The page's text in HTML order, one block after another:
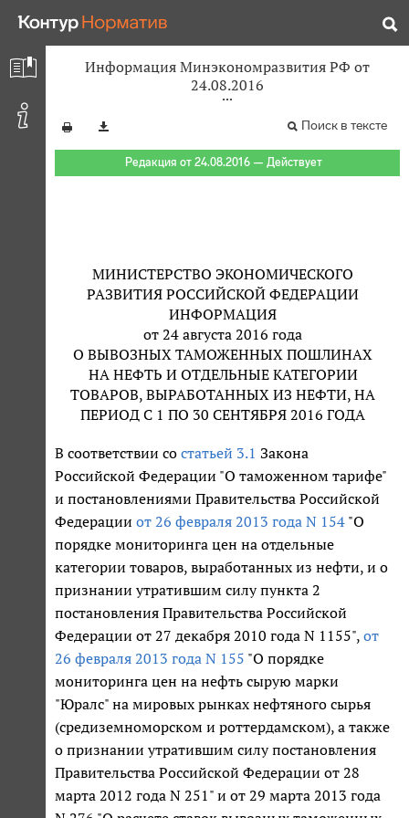
Информация Минэкономразвития РФ от
24.08.2016
Поиск в тексте
Редакция от 24.08.2016 — Действует
МИНИСТЕРСТВО ЭКОНОМИЧЕСКОГО
РАЗВИТИЯ РОССИЙСКОЙ ФЕДЕРАЦИИ
ИНФОРМАЦИЯ
от 24 августа 2016 года
О ВЫВОЗНЫХ ТАМОЖЕННЫХ ПОШЛИНАХ
НА НЕФТЬ И ОТДЕЛЬНЫЕ КАТЕГОРИИ
ТОВАРОВ, ВЫРАБОТАННЫХ ИЗ НЕФТИ, НА
ПЕРИОД С 1 ПО 30 СЕНТЯБРЯ 2016 ГОДА
В соответствии со статьей 3.1 Закона
Российской Федерации "О таможенном тарифе"
и постановлениями Правительства Российской
Федерации от 26 февраля 2013 года N 154 "О
порядке мониторинга цен на отдельные
категории товаров, выработанных из нефти, и о
признании утратившим силу пункта 2
постановления Правительства Российской
Федерации от 27 декабря 2010 года N 1155", от
26 февраля 2013 года N 155 "О порядке
мониторинга цен на нефть сырую марки
"Юралс" на мировых рынках нефтяного сырья
(средиземноморском и роттердамском), а также
о признании утратившим силу постановления
Правительства Российской Федерации от 28
марта 2012 года N 251" и от 29 марта 2013 года